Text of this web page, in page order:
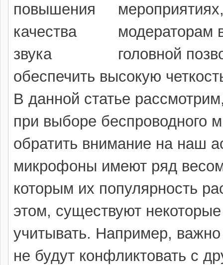
модераторам
головной
обеспечить высокую
В данной статье
при выборе беспроводного
обратить внимание на наш
микрофоны имеют ряд
которым их популярность
этом, существуют
учитывать. Например,
не будут конфликтовать с